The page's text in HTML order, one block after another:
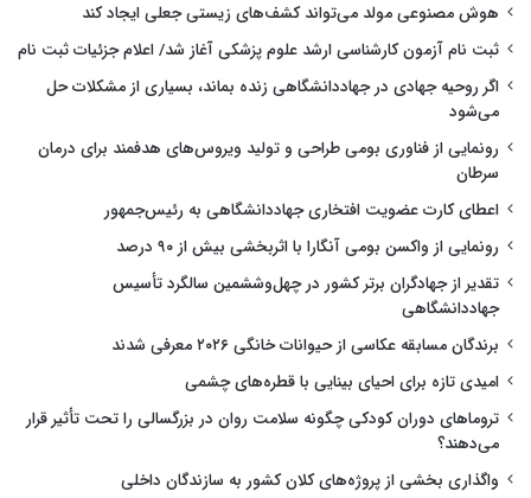
هوش مصنوعی مولد می‌تواند کشف‌های زیستی جعلی ایجاد کند
ثبت نام آزمون کارشناسی ارشد علوم پزشکی آغاز شد/ اعلام جزئیات ثبت نام
اگر روحیه جهادی در جهاددانشگاهی زنده بماند، بسیاری از مشکلات حل
می‌شود
رونمایی از فناوری بومی طراحی و تولید ویروس‌های هدفمند برای درمان
سرطان
اعطای کارت عضویت افتخاری جهاددانشگاهی به رئیس‌جمهور
رونمایی از واکسن بومی آنگارا با اثربخشی بیش از ۹۰ درصد
تقدیر از جهادگران برتر کشور در چهل‌وششمین سالگرد تأسیس
جهاددانشگاهی
برندگان مسابقه عکاسی از حیوانات خانگی ۲۰۲۶ معرفی شدند
امیدی تازه برای احیای بینایی با قطره‌های چشمی
تروماهای دوران کودکی چگونه سلامت روان در بزرگسالی را تحت تأثیر قرار
می‌دهند؟
واگذاری بخشی از پروژه‌های کلان کشور به سازندگان داخلی